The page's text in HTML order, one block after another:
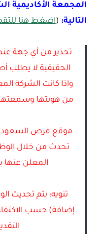
المجمعة الأكاديمية
التالية: (اضغط هنا
تحذير من أي جهة
الحقيقية لا يطلب
واذا كانت الشركة
من هويتها
موقع فرص
تحدث من خلال
المعلن عنها
تنويه: يتم
إضافة) حسب